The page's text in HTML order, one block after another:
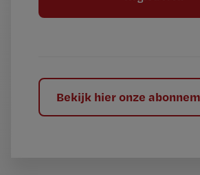
l
Bekijk hier onze